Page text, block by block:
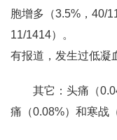
胞增多（3.5%，40/
11/1414）。
有报道，发生过低凝
其它：头痛（
痛（0.08%）和寒战